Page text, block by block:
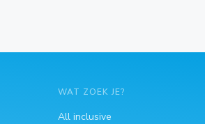
WAT ZOEK JE?
All inclusive